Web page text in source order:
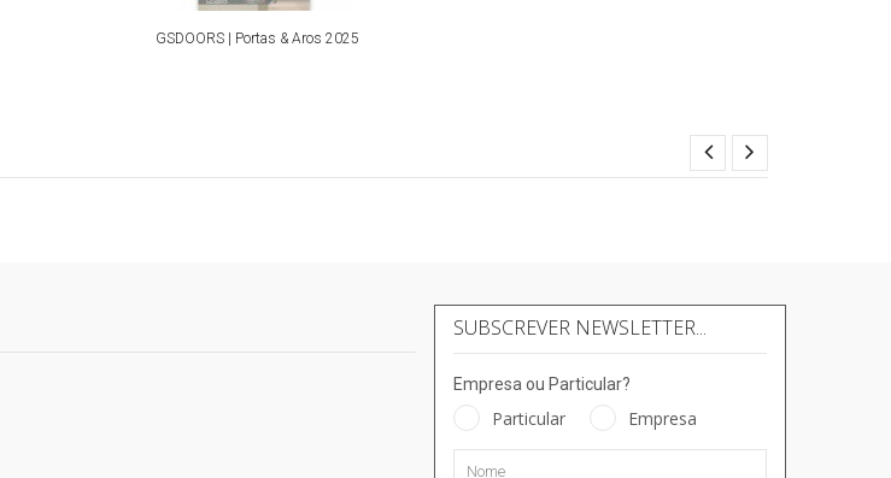
GSDOORS | Portas & Aros 2025
SUBSCREVER NEWSLETTER...
Empresa ou Particular?
Particular Empresa